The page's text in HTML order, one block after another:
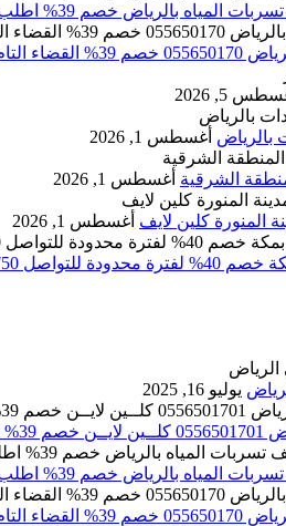
خصم 39% اطلب الان 0556501701‬‏ – تقارير معتمدة
والقوارض
5, 2026
بالرياض أغسطس 1, 2026
الشرقية أغسطس 1, 2026
المنورة كلين لايف أغسطس 1, 2026
نصلك اينما كنت
يوليو 16, 2025
الاجهزة
خصم 39% اطلب الان 0556501701‬‏ – تقارير معتمدة
والقوارض